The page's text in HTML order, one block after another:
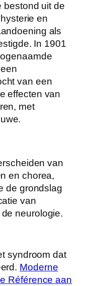
bestond uit de
en
als
In 1901
van een
effecten van
met
van
en chorea,
de grondslag
van
neurologie.
syndroom dat
Moderne
Référence aan